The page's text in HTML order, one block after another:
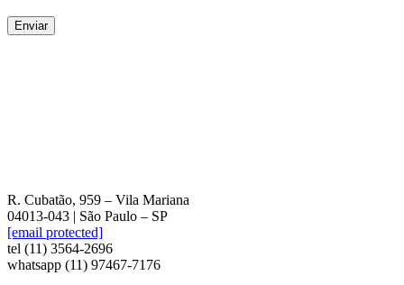
Enviar
R. Cubatão, 959 – Vila Mariana
04013-043 | São Paulo – SP
[email protected]
tel (11) 3564-2696
whatsapp (11) 97467-7176